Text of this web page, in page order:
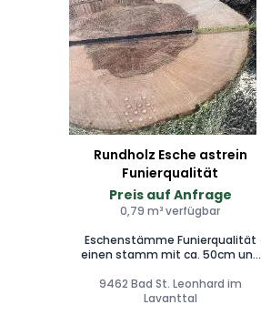
Rundholz Esche astrein
Funierqualität
Preis auf Anfrage
0,79 m³ verfügbar
Eschenstämme Funierqualität
einen stamm mit ca. 50cm und
und 4m lang Astfrei
9462 Bad St. Leonhard im
Lavanttal